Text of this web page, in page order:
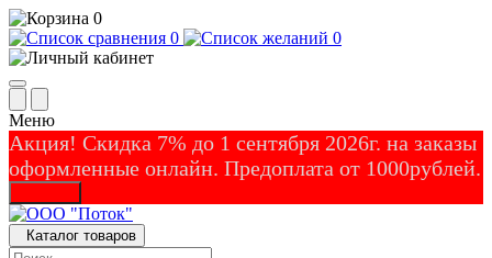
0
0
0
Меню
Акция! Скидка 7% до 1 сентября 2026г. на заказы
оформленные онлайн. Предоплата от 1000рублей.
Каталог товаров